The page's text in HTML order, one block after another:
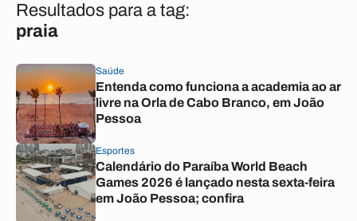
Resultados para a tag:
praia
Saúde
Entenda como funciona a academia ao ar
livre na Orla de Cabo Branco, em João
Pessoa
Esportes
Calendário do Paraíba World Beach
Games 2026 é lançado nesta sexta-feira
em João Pessoa; confira